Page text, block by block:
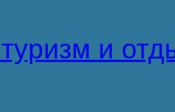
туризм и